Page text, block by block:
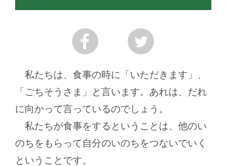
私たちは、食事の時に「いただきます」、
「ごちそうさま」と言います。あれは、だれ
に向かって言っているのでしょう。
私たちが食事をするということは、他のい
のちをもらって自分のいのちをつないでいく
ということです。